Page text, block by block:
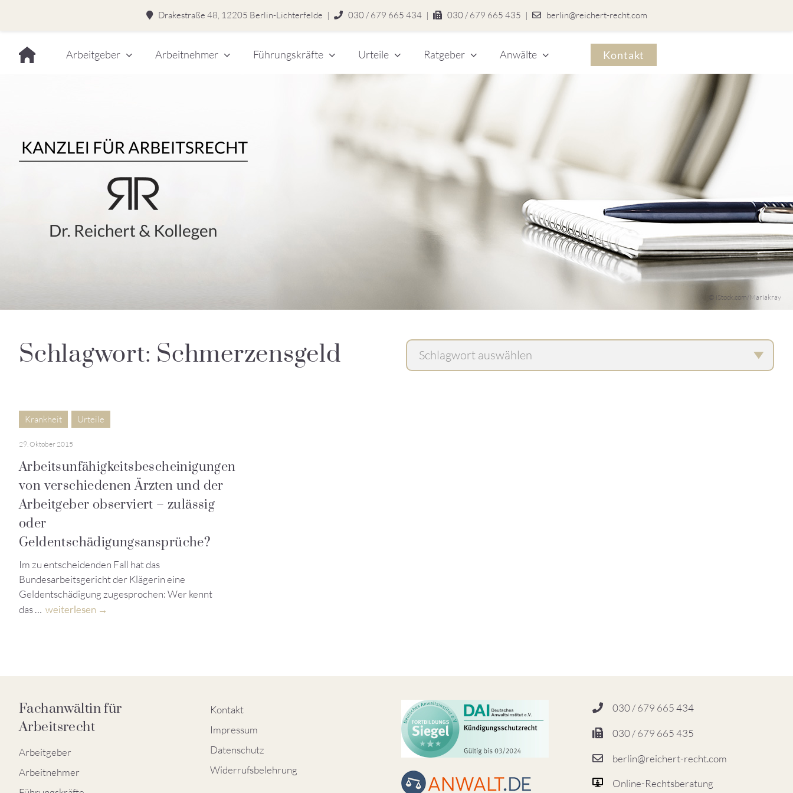
Drakestraße 48, 12205 Berlin-Lichterfelde | 030 / 679 665 434 | 030 / 679 665 435 | berlin@reichert-recht.com
Arbeitgeber Arbeitnehmer Führungskräfte Urteile Ratgeber Anwälte Kontakt
Dr.
Reichert
© iStock.com/Mariakray
Schlagwort: Schmerzensgeld
Krankheit Urteile
29. Oktober 2015
Arbeitsunfähigkeitsbescheinigungen
von verschiedenen Ärzten und der
Arbeitgeber observiert – zulässig
oder
Geldentschädigungsansprüche?
Im zu entscheidenden Fall hat das
Bundesarbeitsgericht der Klägerin eine
Geldentschädigung zugesprochen: Wer kennt
das … weiterlesen
Fachanwältin für
Arbeitsrecht
Arbeitgeber
Arbeitnehmer
Kontakt
Impressum
Datenschutz
Widerrufsbelehrung
030 / 679 665 434
030 / 679 665 435
berlin@reichert-recht.com
Online-Rechtsberatung